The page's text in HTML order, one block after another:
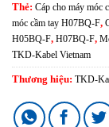
Thẻ: Cáp cho máy móc
móc cầm tay H07BQ-F,
H05BQ-F, H07BQ-F,
TKD-Kabel Vietnam
Thương hiệu: TKD-